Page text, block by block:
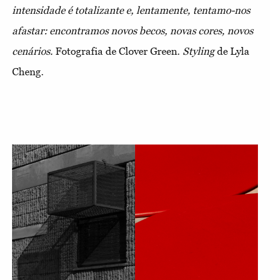
intensidade é totalizante e, lentamente, tentamo-nos
afastar: encontramos novos becos, novas cores, novos
cenários. Fotografia de Clover Green. Stylingde Lyla
Cheng.